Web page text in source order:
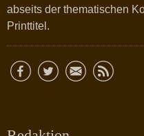
abseits der thematischen
Printtitel.